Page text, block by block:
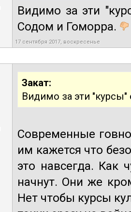
Видимо за эти
Содом и Гоморра.
17 сентября 2017, воскресенье
Закат:
Видимо за эти
Современные
им кажется что
это навсегда. Как
начнут. Они же
Нет чтобы курсы